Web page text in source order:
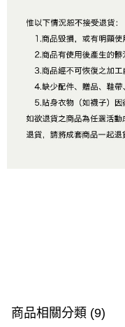
商品相關分類 (9)